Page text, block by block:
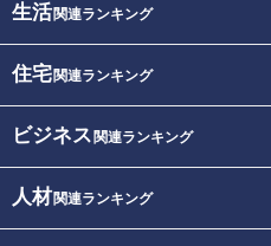
生活関連ランキング
住宅関連ランキング
ビジネス 関連ランキング
人材関連ランキング